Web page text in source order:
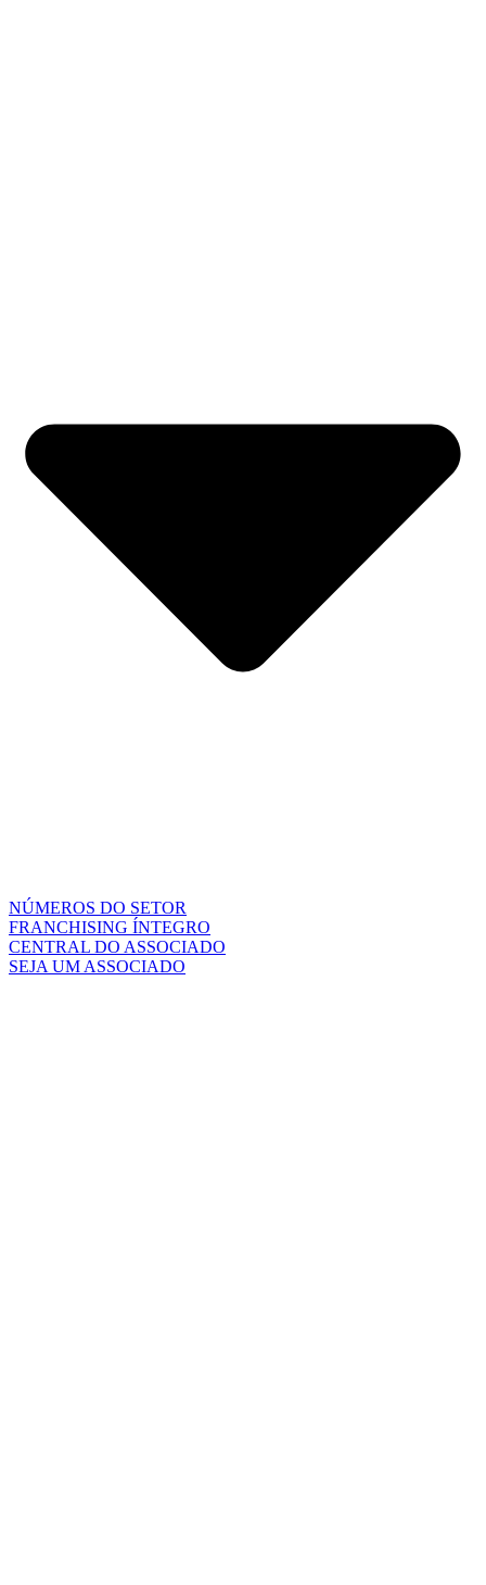
NÚMEROS DO SETOR
FRANCHISING ÍNTEGRO
CENTRAL DO ASSOCIADO
SEJA UM ASSOCIADO